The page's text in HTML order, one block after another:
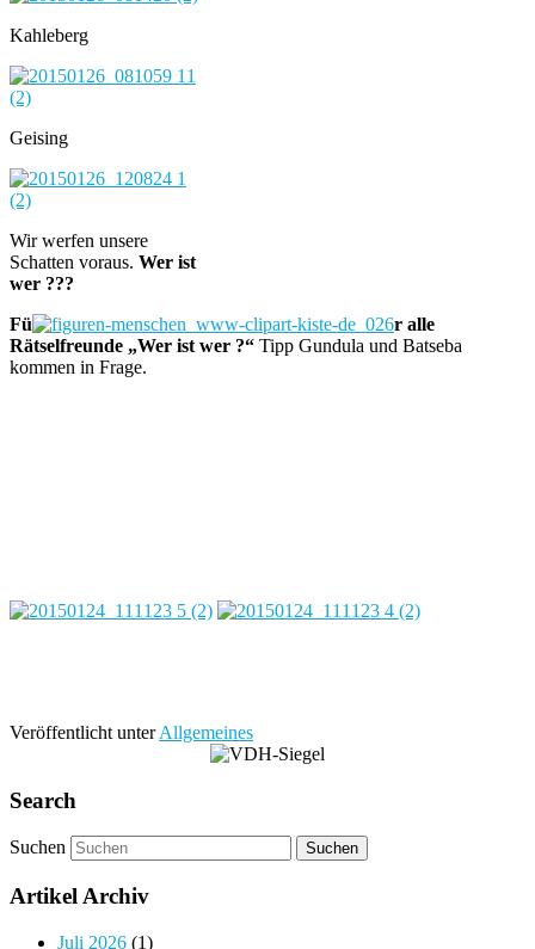
Kahleberg
Geising
Wir werfen unsere
Schatten voraus. Wer ist
wer ???
Fü
r alle
Rätselfreunde „Wer ist wer ?“ Tipp Gundula und Batseba
kommen in Frage.
Veröffentlicht unter Allgemeines
Search
Suchen
Artikel Archiv
Juli 2026 (1)